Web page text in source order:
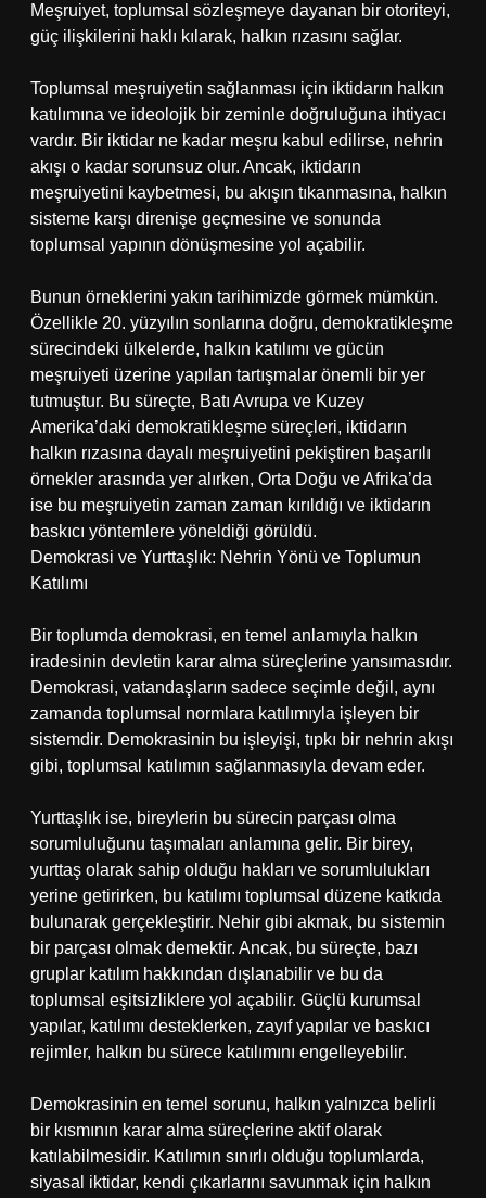
Meşruiyet, toplumsal sözleşmeye dayanan bir otoriteyi,
güç ilişkilerini haklı kılarak, halkın rızasını sağlar.
Toplumsal meşruiyetin sağlanması için iktidarın halkın
katılımına ve ideolojik bir zeminle doğruluğuna ihtiyacı
vardır. Bir iktidar ne kadar meşru kabul edilirse, nehrin
akışı o kadar sorunsuz olur. Ancak, iktidarın
meşruiyetini kaybetmesi, bu akışın tıkanmasına, halkın
sisteme karşı direnişe geçmesine ve sonunda
toplumsal yapının dönüşmesine yol açabilir.
Bunun örneklerini yakın tarihimizde görmek mümkün.
Özellikle 20. yüzyılın sonlarına doğru, demokratikleşme
sürecindeki ülkelerde, halkın katılımı ve gücün
meşruiyeti üzerine yapılan tartışmalar önemli bir yer
tutmuştur. Bu süreçte, Batı Avrupa ve Kuzey
Amerika’daki demokratikleşme süreçleri, iktidarın
halkın rızasına dayalı meşruiyetini pekiştiren başarılı
örnekler arasında yer alırken, Orta Doğu ve Afrika’da
ise bu meşruiyetin zaman zaman kırıldığı ve iktidarın
baskıcı yöntemlere yöneldiği görüldü.
Demokrasi ve Yurttaşlık: Nehrin Yönü ve Toplumun
Katılımı
Bir toplumda demokrasi, en temel anlamıyla halkın
iradesinin devletin karar alma süreçlerine yansımasıdır.
Demokrasi, vatandaşların sadece seçimle değil, aynı
zamanda toplumsal normlara katılımıyla işleyen bir
sistemdir. Demokrasinin bu işleyişi, tıpkı bir nehrin akışı
gibi, toplumsal katılımın sağlanmasıyla devam eder.
Yurttaşlık ise, bireylerin bu sürecin parçası olma
sorumluluğunu taşımaları anlamına gelir. Bir birey,
yurttaş olarak sahip olduğu hakları ve sorumlulukları
yerine getirirken, bu katılımı toplumsal düzene katkıda
bulunarak gerçekleştirir. Nehir gibi akmak, bu sistemin
bir parçası olmak demektir. Ancak, bu süreçte, bazı
gruplar katılım hakkından dışlanabilir ve bu da
toplumsal eşitsizliklere yol açabilir. Güçlü kurumsal
yapılar, katılımı desteklerken, zayıf yapılar ve baskıcı
rejimler, halkın bu sürece katılımını engelleyebilir.
Demokrasinin en temel sorunu, halkın yalnızca belirli
bir kısmının karar alma süreçlerine aktif olarak
katılabilmesidir. Katılımın sınırlı olduğu toplumlarda,
siyasal iktidar, kendi çıkarlarını savunmak için halkın